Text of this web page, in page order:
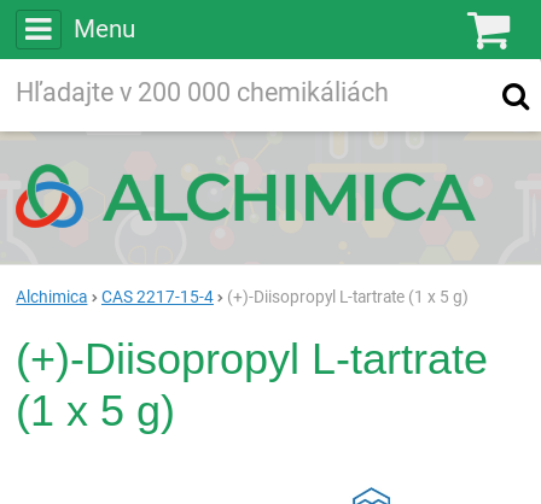
Menu
Vyhľadávanie
Alchimica CAS 2217-15-4 (+)-Diisopropyl L-tartrate (1 x 5 g)
(+)-Diisopropyl L-tartrate
(1 x 5 g)